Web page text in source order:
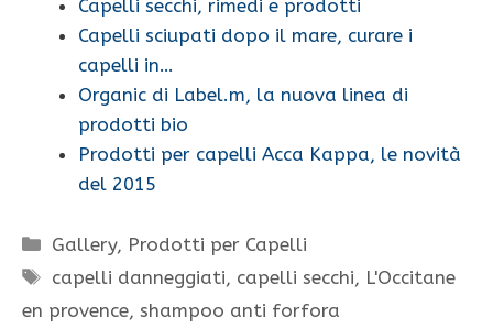
Capelli secchi, rimedi e prodotti
Capelli sciupati dopo il mare, curare i
capelli in…
Organic di Label.m, la nuova linea di
prodotti bio
Prodotti per capelli Acca Kappa, le novità
del 2015
Categorie
Gallery, Prodotti per Capelli
Tag
capelli danneggiati, capelli secchi, L'Occitane
en provence, shampoo anti forfora